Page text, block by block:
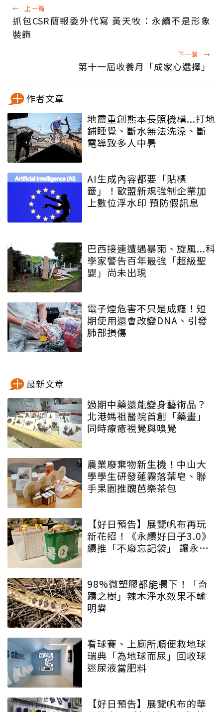
← 上一篇
抓包CSR簡報委外代寫 黃天牧：永續不是形象
裝飾
下一篇 →
第十一屆收養月「成家心選擇」
作者文章
地震重創熊本長照機構...打地
鋪睡覺、斷水無法洗澡、斷
電導致多人中暑
AI生成內容都要「貼標
籤」！歐盟新規強制企業加
上數位浮水印 預防假訊息
巴西接連遭遇暴雨、旋風...科
學家警告百年最強「超級聖
嬰」尚未出現
電子煙危害不只是成癮！短
期使用還會改變DNA、引發
肺部損傷
最新文章
過期中藥還能變身藝術品？
北港媽祖醫院首創「藥畫」
同時療癒視覺與嗅覺
農業廢棄物新生機！中山大
學學生研發蓮霧落葉皂、聯
手果園推醜芭樂茶包
【好日預告】展覽帆布再玩
新花招！《永續好日子3.0》
續推「不廢忘記袋」 讓永續
98%微塑膠都能攔下！「奇
蹟之樹」辣木淨水效果不輸
明礬
看球賽、上廁所順便救地球
瑞典「為地球而尿」回收球
迷尿液當肥料
【好日預告】展覽帆布的華